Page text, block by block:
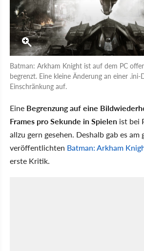
Batman: Arkham Knight ist auf dem PC
begrenzt. Eine kleine Änderung an einer
Einschränkung auf.
Eine Begrenzung auf eine
Frames pro Sekunde in Spielen ist bei
allzu gern gesehen. Deshalb gab es am
veröffentlichten Batman: Arkham
erste Kritik.